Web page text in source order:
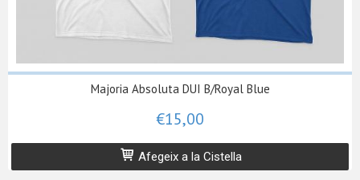
Majoria Absoluta DUI B/Royal Blue
€15,00
Afegeix a la Cistella